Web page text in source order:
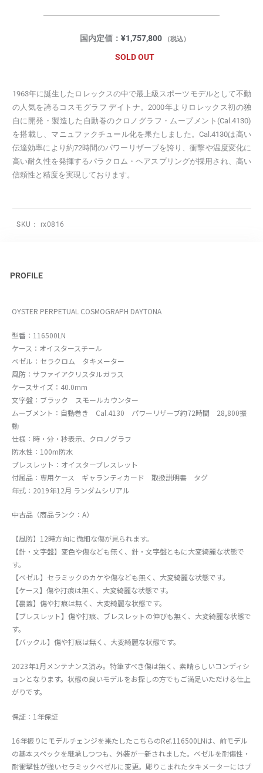
国内定価： ¥1,757,800 （税込）
SOLD OUT
1963年に誕生したロレックスの中で最上級スポーツモデルとして不動
の人気を誇るコスモグラフ デイトナ。2000年よりロレックス初の独
自に開発・製造した自動巻のクロノグラフ・ムーブメント(Cal.4130)
を搭載し、マニュファクチュール化を果たしました。Cal.4130は高い
伝達効率により約72時間のパワーリザーブを誇り、衝撃や温度変化に
高い耐久性を発揮するパラクロム・ヘアスプリングが採用され、高い
信頼性と精度を実現しております。
SKU： rx0816
PROFILE
OYSTER PERPETUAL COSMOGRAPH DAYTONA
型番：116500LN
ケース：オイスタースチール
ベゼル：セラクロム タキメーター
風防：サファイアクリスタルガラス
ケースサイズ：40.0mm
文字盤：ブラック スモールカウンター
ムーブメント：自動巻き Cal.4130 パワーリザーブ約72時間 28,800振
動
仕様：時・分・秒表示、クロノグラフ
防水性：100m防水
ブレスレット：オイスターブレスレット
付属品：専用ケース ギャランティカード 取扱説明書 タグ
年式：2019年12月 ランダムシリアル
中古品（商品ランク：A）
【風防】12時方向に微細な傷が見られます。
【針・文字盤】変色や傷なども無く、針・文字盤ともに大変綺麗な状態で
す。
【ベゼル】セラミックのカケや傷なども無く、大変綺麗な状態です。
【ケース】傷や打痕は無く、大変綺麗な状態です。
【裏蓋】傷や打痕は無く、大変綺麗な状態です。
【ブレスレット】傷や打痕、ブレスレットの伸びも無く、大変綺麗な状態で
す。
【バックル】傷や打痕は無く、大変綺麗な状態です。
2023年1月メンテナンス済み。特筆すべき傷は無く、素晴らしいコンディシ
ョンとなります。状態の良いモデルをお探しの方でもご満足いただける仕上
がりです。
保証：1年保証
16年振りにモデルチェンジを果たしたこちらのRef.116500LNは、前モデル
の基本スペックを継承しつつも、外装が一新されました。ベゼルを耐傷性・
耐衝撃性が強いセラミックベゼルに変更。彫りこまれたタキメーターにはプ